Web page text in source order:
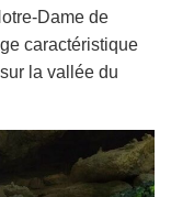
Dame de
caractéristique
la vallée du